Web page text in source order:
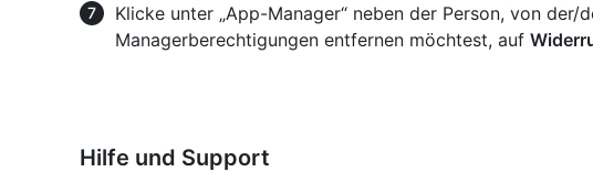
Klicke unter „App-Manager“ neben der Person, von
Managerberechtigungen entfernen möchtest, auf
Hilfe und Support